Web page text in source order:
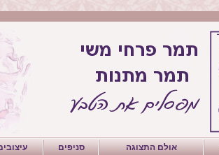
אולם התצוגה סניפים